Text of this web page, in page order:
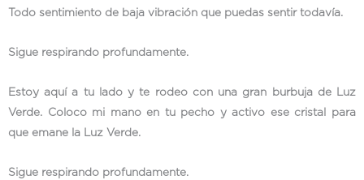
Todo sentimiento de baja vibración que puedas sentir todavía.
Sigue respirando profundamente.
Estoy aquí a tu lado y te rodeo con una gran burbuja de Luz
Verde. Coloco mi mano en tu pecho y activo ese cristal para
que emane la Luz Verde.
Sigue respirando profundamente.